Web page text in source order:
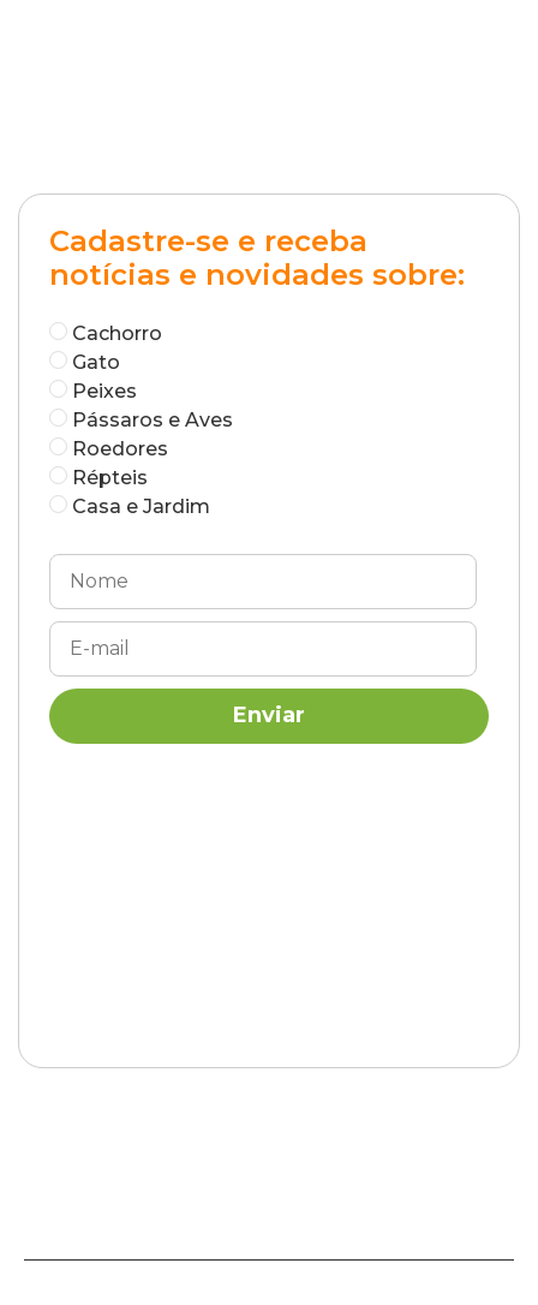
Cadastre-se e receba
notícias e novidades sobre:
Cachorro
Gato
Peixes
Pássaros e Aves
Roedores
Répteis
Casa e Jardim